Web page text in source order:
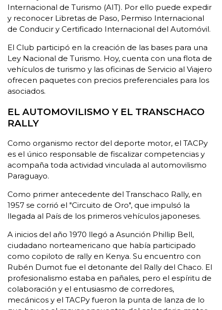
Internacional de Turismo (AIT). Por ello puede expedir
y reconocer Libretas de Paso, Permiso Internacional
de Conducir y Certificado Internacional del Automóvil.
El Club participó en la creación de las bases para una
Ley Nacional de Turismo. Hoy, cuenta con una flota de
vehículos de turismo y las oficinas de Servicio al Viajero
ofrecen paquetes con precios preferenciales para los
asociados.
EL AUTOMOVILISMO Y EL TRANSCHACO
RALLY
Como organismo rector del deporte motor, el TACPy
es el único responsable de fiscalizar competencias y
acompaña toda actividad vinculada al automovilismo
Paraguayo.
Como primer antecedente del Transchaco Rally, en
1957 se corrió el "Circuito de Oro", que impulsó la
llegada al País de los primeros vehículos japoneses.
A inicios del año 1970 llegó a Asunción Phillip Bell,
ciudadano norteamericano que había participado
como copiloto de rally en Kenya. Su encuentro con
Rubén Dumot fue el detonante del Rally del Chaco. El
profesionalismo estaba en pañales, pero el espíritu de
colaboración y el entusiasmo de corredores,
mecánicos y el TACPy fueron la punta de lanza de lo